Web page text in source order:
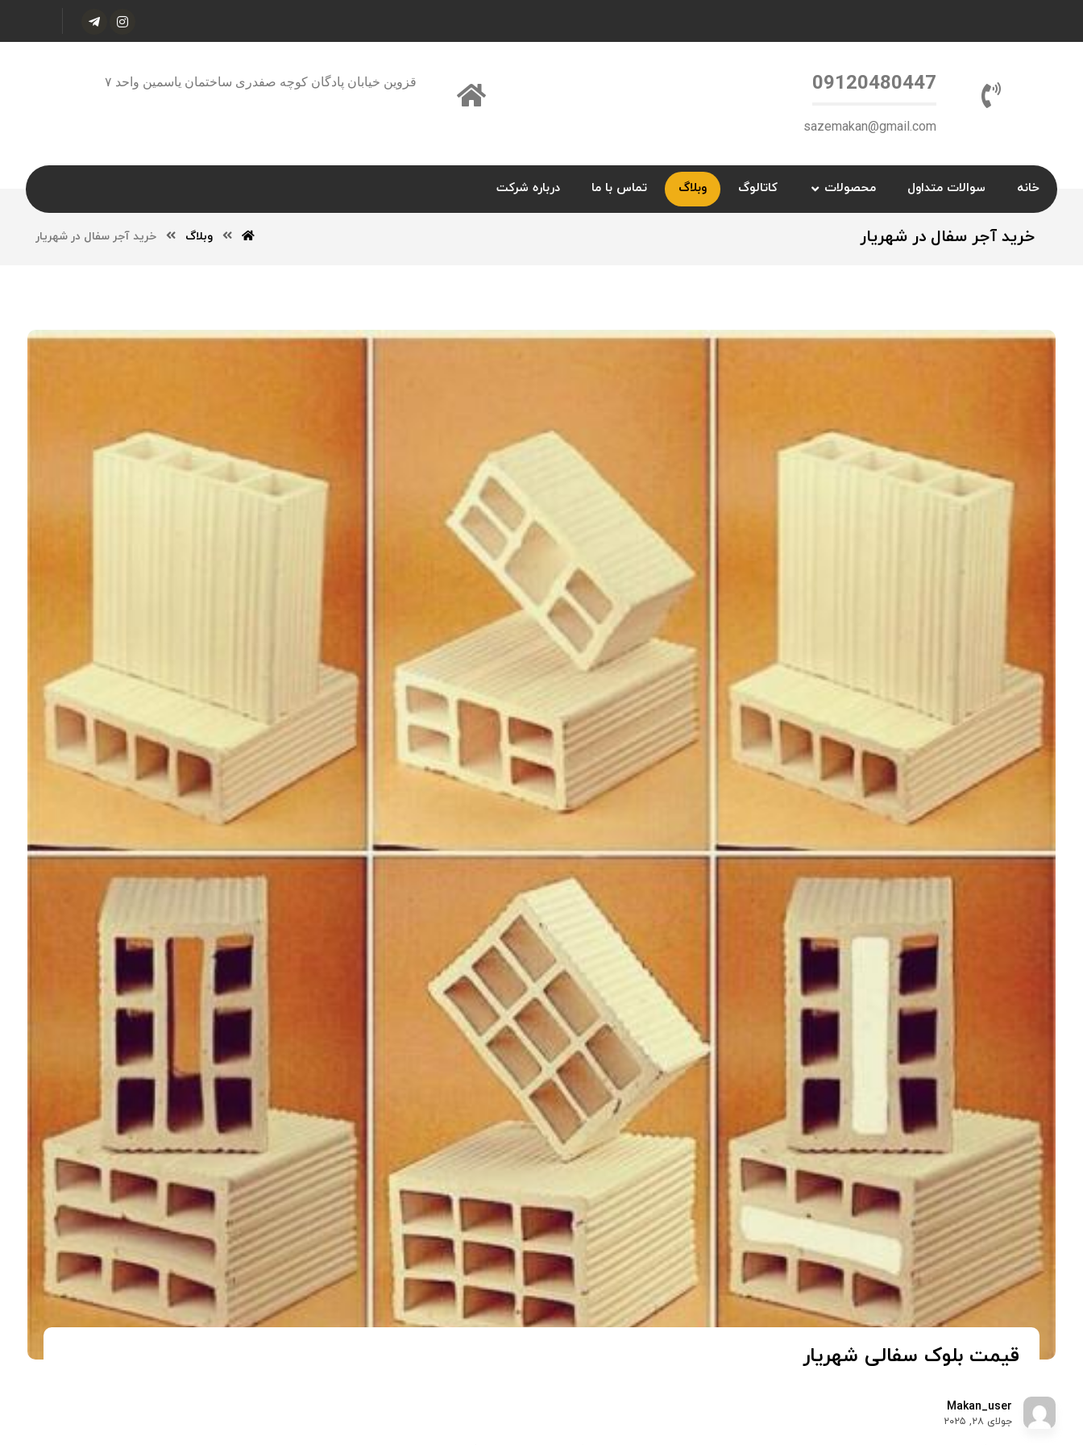
09120480447
sazemakan@gmail.com
قزوین خیابان پادگان کوچه صفدری ساختمان یاسمین واحد ۷
خانه سوالات متداول محصولات کاتالوگ وبلاگ تماس با ما درباره شرکت
خرید آجر سفال در شهریار وبلاگ خرید آجر سفال در شهریار
قیمت بلوک سفالی شهریار
Makan_user
جولای ۲۸, ۲۰۲۵